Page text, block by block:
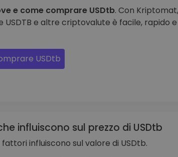
e come comprare USDtb. Con Kriptomat,
USDTB e altre criptovalute è facile, rapido e
USDtb
influiscono sul prezzo di USDtb
fattori influiscono sul valore di USDtb.